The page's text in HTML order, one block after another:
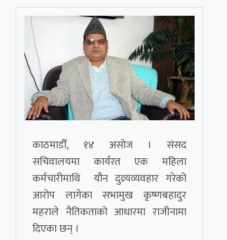
काठमाडौँ, १४ असोज । संसद
सचिवालयमा कार्यरत एक महिला
कर्मचारीमाथि यौन दुव्र्यव्यवहार गरेको
आरोप लागेका सभामुख कृष्णबहादुर
महराले नैतिकताको आधारमा राजीनामा
दिएका छन् ।